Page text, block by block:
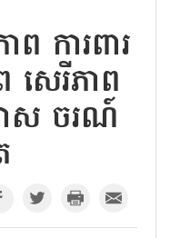
ព ការពារ
សេរីភាព
ាស ចរណ៍